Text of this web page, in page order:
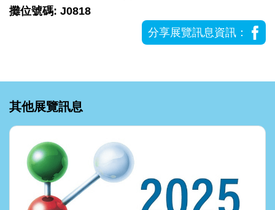
攤位號碼: J0818
分享展覽訊息資訊：
其他展覽訊息